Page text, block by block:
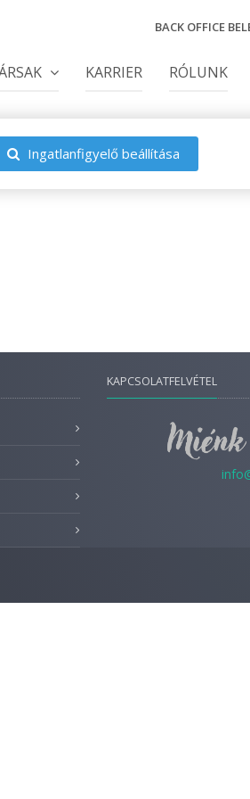
BACK OFFICE
KARRIER RÓLUNK
Ingatlanfigyelő beállítása
KAPCSOLATFELVÉTEL